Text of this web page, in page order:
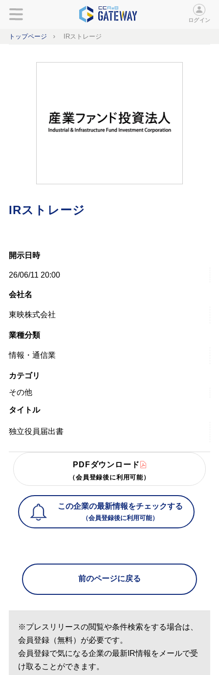
ログイン
トップページ IRストレージ
IRストレージ
開示日時
26/06/11 20:00
会社名
東映株式会社
業種分類
情報・通信業
カテゴリ
その他
タイトル
独立役員届出書
PDFダウンロード
（会員登録後に利用可能）
この企業の最新情報をチェックする
（会員登録後に利用可能）
前のページに戻る
※プレスリリースの閲覧や条件検索をする場合は、
会員登録（無料）が必要です。
会員登録で気になる企業の最新IR情報をメールで受
け取ることができます。